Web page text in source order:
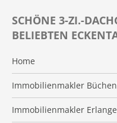
SCHÖNE 3-ZI.-
BELIEBTEN
Home
Immobilienmakler
Immobilienmakler